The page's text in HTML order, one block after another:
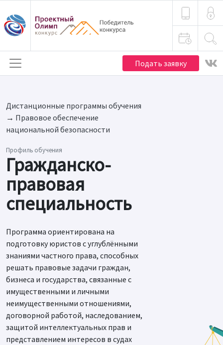
Подать заявку
Дистанционные программы обучения
→ Правовое обеспечение
национальной безопасности
Профиль обучения
Гражданско-
правовая
специальность
Программа ориентирована на
подготовку юристов с углублёнными
знаниями частного права, способных
решать правовые задачи граждан,
бизнеса и государства, связанные с
имущественными и личными
неимущественными отношениями,
договорной работой, наследованием,
защитой интеллектуальных прав и
представлением интересов в судах